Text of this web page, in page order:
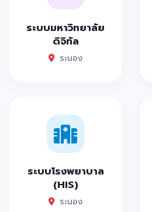
ระบบมหาวิทยาลัย
ดิจิทัล
ระนอง
ระบบโรงพยาบาล
(HIS)
ระนอง